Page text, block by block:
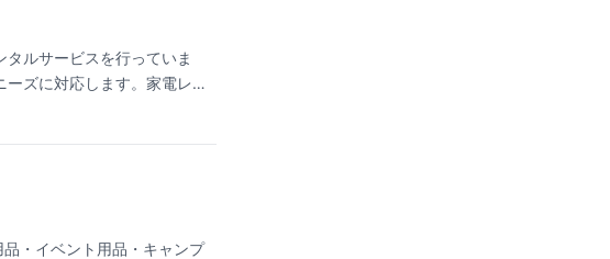
ルサービスを行っていま
ズに対応します。家電レン
・イベント用品・キャンプ